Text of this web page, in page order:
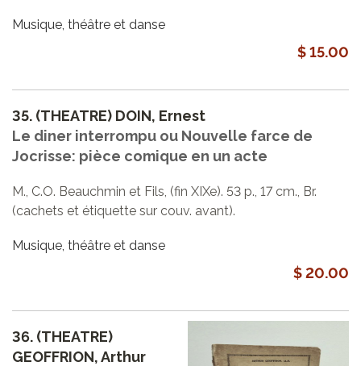
Musique, théâtre et danse
$ 15.00
35. (THEATRE) DOIN, Ernest
Le diner interrompu ou Nouvelle farce de
Jocrisse: pièce comique en un acte
M., C.O. Beauchmin et Fils, (fin XIXe). 53 p., 17 cm., Br.
(cachets et étiquette sur couv. avant).
Musique, théâtre et danse
$ 20.00
36. (THEATRE)
GEOFFRION, Arthur